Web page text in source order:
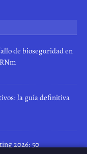
de bioseguridad en
la guía definitiva
2026: 50